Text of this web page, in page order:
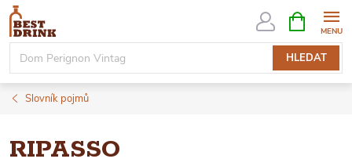
Přejít
obsah
HLEDAT
NÁKUPNÍ
KOŠÍK
Slovník pojmů
RIPASSO